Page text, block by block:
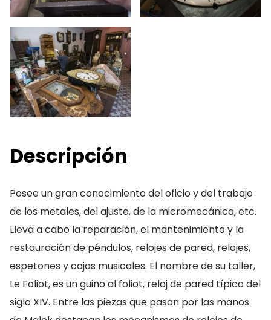
Descripción
Posee un gran conocimiento del oficio y del trabajo
de los metales, del ajuste, de la micromecánica, etc.
Lleva a cabo la reparación, el mantenimiento y la
restauración de péndulos, relojes de pared, relojes,
espetones y cajas musicales. El nombre de su taller,
Le Foliot, es un guiño al foliot, reloj de pared típico del
siglo XIV. Entre las piezas que pasan por las manos